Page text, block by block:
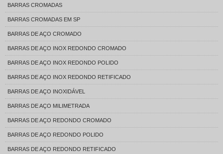
BARRAS CROMADAS
BARRAS CROMADAS EM SP
BARRAS DE AÇO CROMADO
BARRAS DE AÇO INOX REDONDO CROMADO
BARRAS DE AÇO INOX REDONDO POLIDO
BARRAS DE AÇO INOX REDONDO RETIFICADO
BARRAS DE AÇO INOXIDÁVEL
BARRAS DE AÇO MILIMETRADA
BARRAS DE AÇO REDONDO CROMADO
BARRAS DE AÇO REDONDO POLIDO
BARRAS DE AÇO REDONDO RETIFICADO